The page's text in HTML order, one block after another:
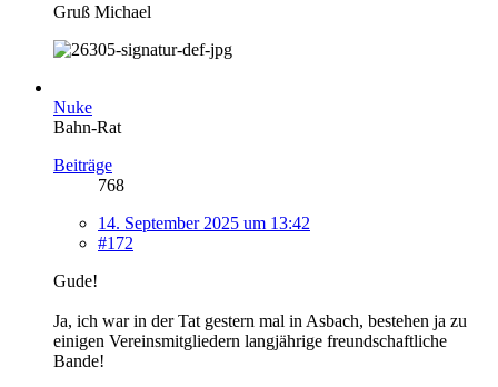
Gruß Michael
Nuke
Bahn-Rat
Beiträge
768
14. September 2025 um 13:42
#172
Gude!
Ja, ich war in der Tat gestern mal in Asbach, bestehen ja zu
einigen Vereinsmitgliedern langjährige freundschaftliche
Bande!